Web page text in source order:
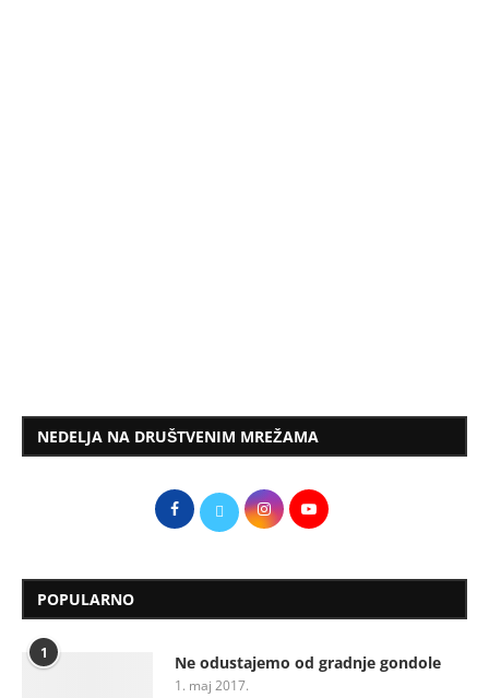
NEDELJA NA DRUŠTVENIM MREŽAMA
POPULARNO
1 Ne odustajemo od gradnje gondole
1. maj 2017.